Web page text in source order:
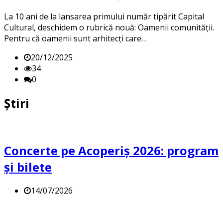
La 10 ani de la lansarea primului număr tipărit Capital
Cultural, deschidem o rubrică nouă: Oamenii comunității.
Pentru că oamenii sunt arhitecți care…
20/12/2025
34
0
Știri
Concerte pe Acoperiș 2026: program
și bilete
14/07/2026